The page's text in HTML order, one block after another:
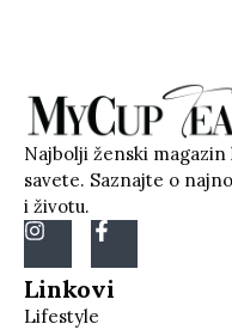
Najbolji ženski
savete. Saznajte o
i životu.
Linkovi
Lifestyle